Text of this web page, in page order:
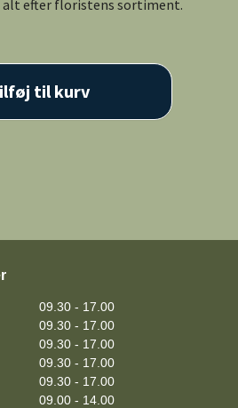
alt efter floristens sortiment.
til kurv
09.30 - 17.00
09.30 - 17.00
09.30 - 17.00
09.30 - 17.00
09.30 - 17.00
09.00 - 14.00